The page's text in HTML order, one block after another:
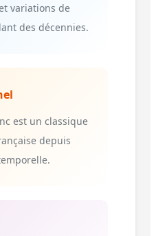
variations de
des décennies.
est un classique
depuis